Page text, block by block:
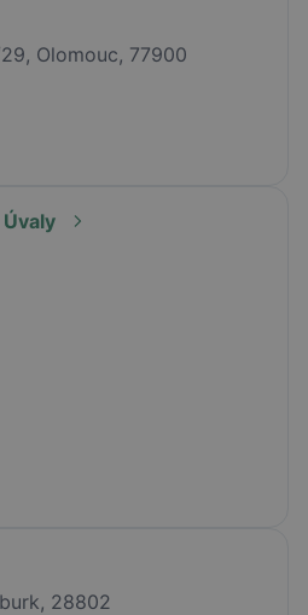
Olomouc, 77900
28802